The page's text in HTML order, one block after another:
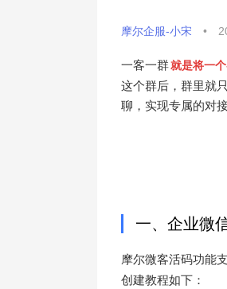
摩尔企服-小宋 •
一客一群就是将一
这个群后，群里就
聊，实现专属的对
一、企业微
摩尔微客活码功能
创建教程如下：